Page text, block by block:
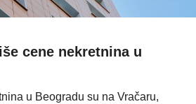
cene nekretnina u
u Beogradu su na Vračaru,